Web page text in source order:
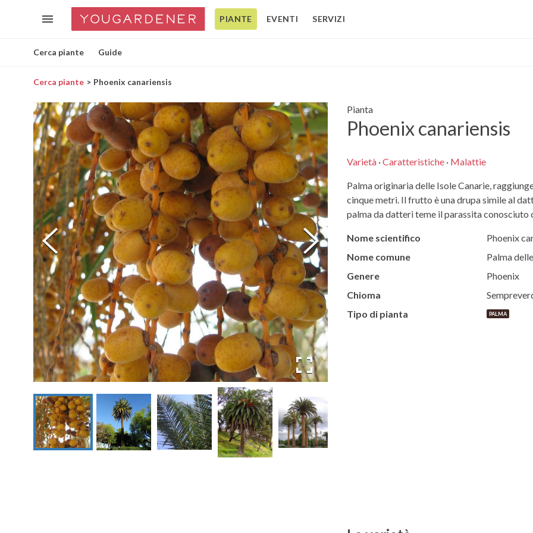
PIANTE EVENTI SERVIZI
Cerca piante Guide
Cerca piante Phoenix canariensis
Pianta
Phoenix canariensis
Varietà·Caratteristiche· Malattie
Palma originaria delle Isole Canarie,
cinque metri. Il frutto è una drupa simile al
palma da datteri teme il parassita conosciuto
Nome scientifico
Phoenix
Nome comune
Palma
Genere
Phoenix
Chioma
Tipo di pianta
PALMA